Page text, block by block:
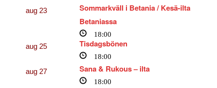
aug 23
Sommarkväll i Betania / Kesä-ilta
Betaniassa
18:00
aug 25 Tisdagsbönen
18:00
aug 27 Sana & Rukous – ilta
18:00